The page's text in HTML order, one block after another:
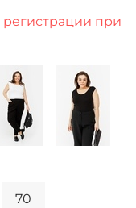
регистрации при
70